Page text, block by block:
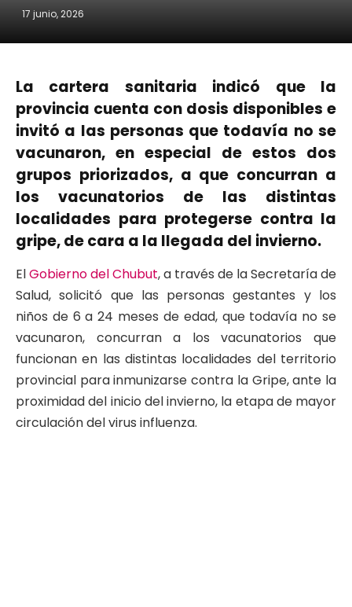
17 junio, 2026
La cartera sanitaria indicó que la
provincia cuenta con dosis disponibles e
invitó a las personas que todavía no se
vacunaron, en especial de estos dos
grupos priorizados, a que concurran a
los vacunatorios de las distintas
localidades para protegerse contra la
gripe, de cara a la llegada del invierno.
ElGobierno del Chubut, a través de la Secretaría de
Salud, solicitó que las personas gestantes y los
niños de 6 a 24 meses de edad, que todavía no se
vacunaron, concurran a los vacunatorios que
funcionan en las distintas localidades del territorio
provincial para inmunizarse contra la Gripe, ante la
proximidad del inicio del invierno, la etapa de mayor
circulación del virus influenza.